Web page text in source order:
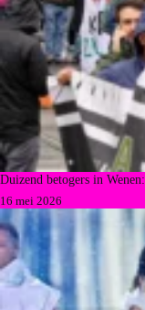
Duizend betogers in
16 mei 2026